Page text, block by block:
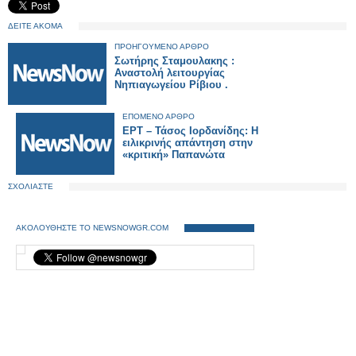
ΔΕΙΤΕ ΑΚΟΜΑ
ΠΡΟΗΓΟΥΜΕΝΟ ΑΡΘΡΟ
Σωτήρης Σταμουλακης :
Αναστολή λειτουργίας
Νηπιαγωγείου Ρίβιου .
ΕΠΟΜΕΝΟ ΑΡΘΡΟ
ΕΡΤ – Τάσος Ιορδανίδης: Η
ειλικρινής απάντηση στην
«κριτική» Παπανώτα
ΣΧΟΛΙΑΣΤΕ
ΑΚΟΛΟΥΘΗΣΤΕ ΤΟ NEWSNOWGR.COM